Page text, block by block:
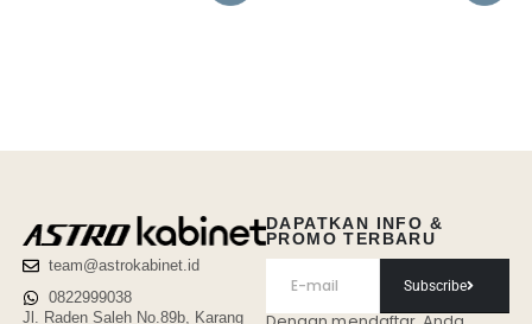
team@astrokabinet.id
0822999038
Jl. Raden Saleh No.89b, Karang
DAPATKAN INFO &
PROMO TERBARU
Subscribe